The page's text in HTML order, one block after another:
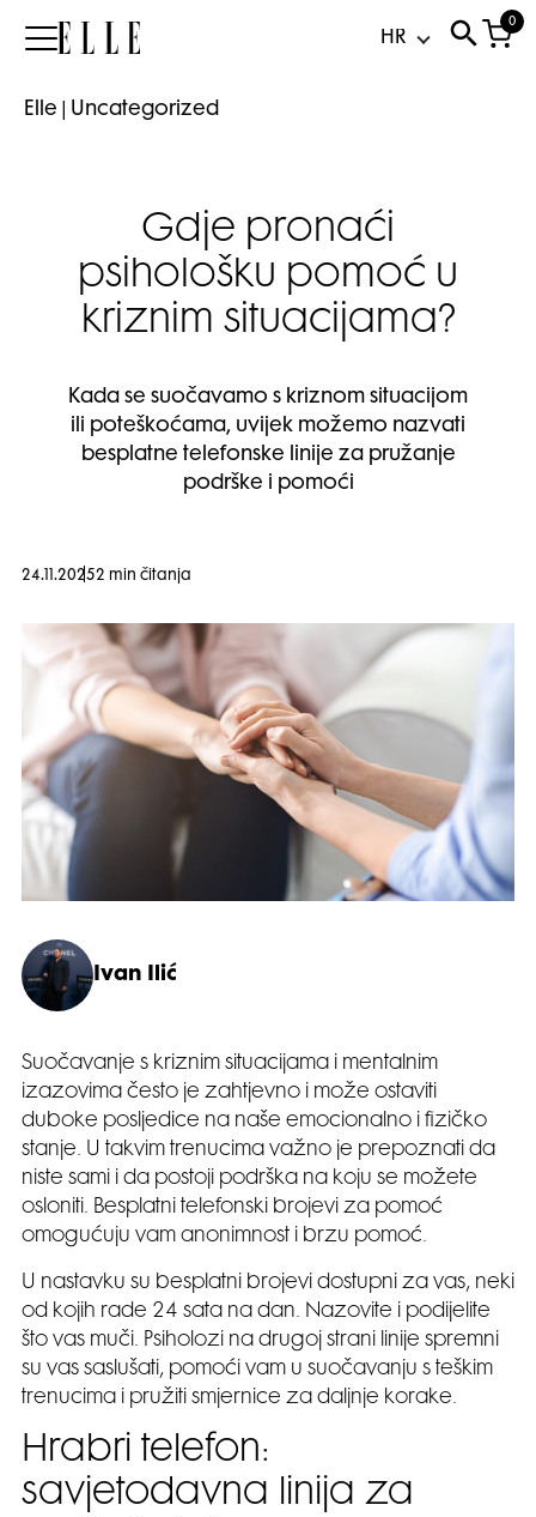
Elle
0
Elle Uncategorized
Gdje pronaći
psihološku pomoć u
kriznim situacijama?
Kada se suočavamo s kriznom situacijom
ili poteškoćama, uvijek možemo nazvati
besplatne telefonske linije za pružanje
podrške i pomoći
24.11.20252 min čitanja
Ivan Ilić
Suočavanje s kriznim situacijama i mentalnim
izazovima često je zahtjevno i može ostaviti
duboke posljedice na naše emocionalno i fizičko
stanje. U takvim trenucima važno je prepoznati da
niste sami i da postoji podrška na koju se možete
osloniti. Besplatni telefonski brojevi za pomoć
omogućuju vam anonimnost i brzu pomoć.
U nastavku su besplatni brojevi dostupni za vas, neki
od kojih rade 24 sata na dan. Nazovite i podijelite
što vas muči. Psiholozi na drugoj strani linije spremni
su vas saslušati, pomoći vam u suočavanju s teškim
trenucima i pružiti smjernice za daljnje korake.
Hrabri telefon:
savjetodavna linija za